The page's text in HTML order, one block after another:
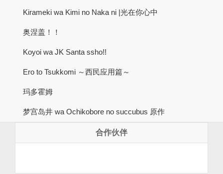
Kirameki wa Kimi no Naka ni |光在你心中
奥涅盖！！
Koyoi wa JK Santa ssho!!
Ero to Tsukkomi ～西民应用篇～
玛多霍姆
梦宫岛井 wa Ochikobore no succubus 原作
合作伙伴